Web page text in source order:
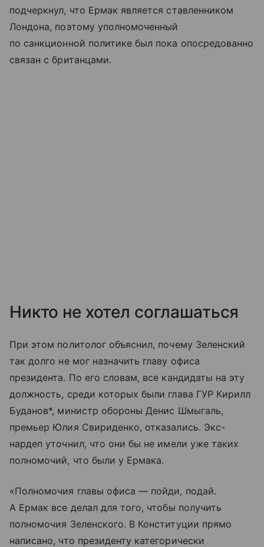
подчеркнул, что Ермак является ставленником
Лондона, поэтому уполномоченный
по санкционной политике был пока опосредованно
связан с британцами.
Никто не хотел соглашаться
При этом политолог объяснил, почему Зеленский
так долго не мог назначить главу офиса
президента. По его словам, все кандидаты на эту
должность, среди которых были глава ГУР Кирилл
Буданов*, министр обороны Денис Шмыгаль,
премьер Юлия Свириденко, отказались. Экс-
нардеп уточнил, что они бы не имели уже таких
полномочий, что были у Ермака.
«Полномочия главы офиса — пойди, подай.
А Ермак все делал для того, чтобы получить
полномочия Зеленского. В Конституции прямо
написано, что президенту категорически